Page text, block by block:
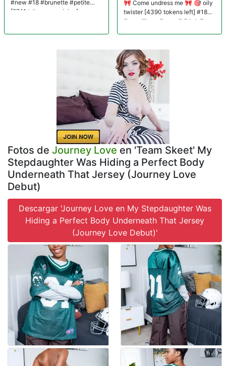
#new #18 #brunette #petite
[2741 tokens remaining]
🎀 Come undress me 🎀 🎯 oily
twister [4390 tokens left] #18
#new #teen #sexy #dirtytalk
Fotos de Journey Love en 'Team Skeet' My
Stepdaughter Was Hiding a Perfect Body
Underneath That Jersey (Journey Love
Debut)
Descargar 'Journey Love en My Stepdaughter Was
Hiding a Perfect Body Underneath That Jersey
(Journey Love Debut)'